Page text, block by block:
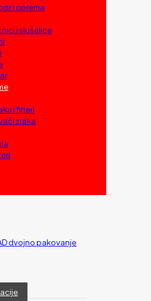
i oprema
i slušalice
i filteri
zraka
dvojno pakovanje